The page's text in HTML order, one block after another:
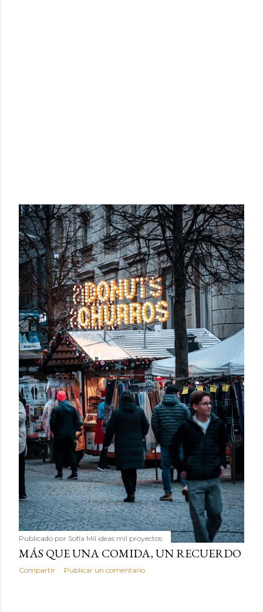
Publicado por Sofía Mil ideas mil proyectos
MÁS QUE UNA COMIDA, UN RECUERDO
Compartir Publicar un comentario